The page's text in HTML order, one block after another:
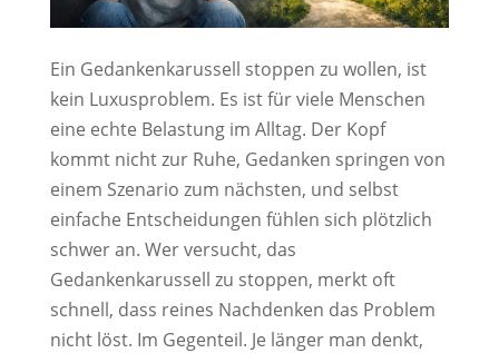
Ein Gedankenkarussell stoppen zu wollen, ist
kein Luxusproblem. Es ist für viele Menschen
eine echte Belastung im Alltag. Der Kopf
kommt nicht zur Ruhe, Gedanken springen von
einem Szenario zum nächsten, und selbst
einfache Entscheidungen fühlen sich plötzlich
schwer an. Wer versucht, das
Gedankenkarussell zu stoppen, merkt oft
schnell, dass reines Nachdenken das Problem
nicht löst. Im Gegenteil. Je länger man denkt,